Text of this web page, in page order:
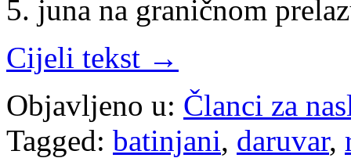
5. juna na graničnom
Cijeli tekst →
Objavljeno u: Članci za
Tagged: batinjani, daruvar,